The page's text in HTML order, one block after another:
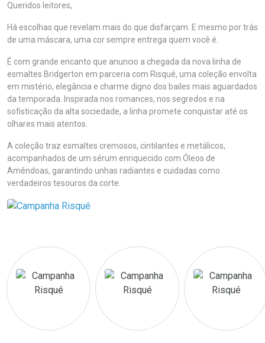
Queridos leitores,
Há escolhas que revelam mais do que disfarçam. E mesmo por trás
de uma máscara, uma cor sempre entrega quem você é.
É com grande encanto que anuncio a chegada da nova linha de
esmaltes Bridgerton em parceria com Risqué, uma coleção envolta
em mistério, elegância e charme digno dos bailes mais aguardados
da temporada. Inspirada nos romances, nos segredos e na
sofisticação da alta sociedade, a linha promete conquistar até os
olhares mais atentos.
A coleção traz esmaltes cremosos, cintilantes e metálicos,
acompanhados de um sérum enriquecido com Óleos de
Amêndoas, garantindo unhas radiantes e cuidadas como
verdadeiros tesouros da corte.